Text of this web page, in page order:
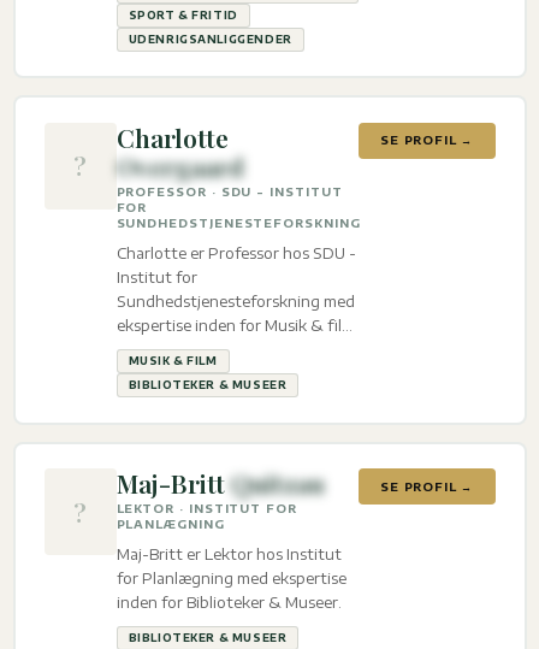
Udenrigsanliggender.
SPORT & FRITID
UDENRIGSANLIGGENDER
?
Charlotte
Overgaard
PROFESSOR · SDU - INSTITUT
FOR
SUNDHEDSTJENESTEFORSKNING
Charlotte er Professor hos SDU -
Institut for
Sundhedstjenesteforskning med
ekspertise inden for Musik & film
og Biblioteker & Museer.
MUSIK & FILM
BIBLIOTEKER & MUSEER
SE PROFIL →
?
Maj-BrittQuitzau
LEKTOR · INSTITUT FOR
PLANLÆGNING
Maj-Britt er Lektor hos Institut
for Planlægning med ekspertise
inden for Biblioteker & Museer.
BIBLIOTEKER & MUSEER
SE PROFIL →